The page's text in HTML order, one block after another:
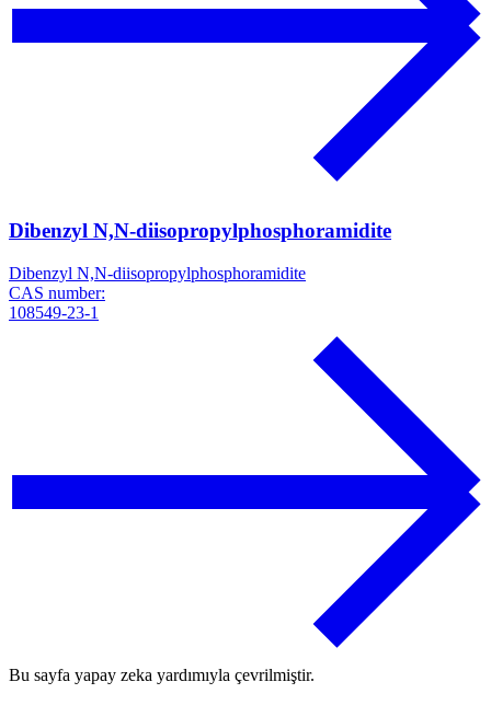
Dibenzyl N,N-diisopropylphosphoramidite
Dibenzyl N,N-diisopropylphosphoramidite
CAS number:
108549-23-1
Bu sayfa yapay zeka yardımıyla çevrilmiştir.